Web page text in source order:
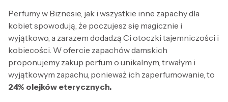
Perfumy w Biznesie, jak i wszystkie inne zapachy dla
kobiet spowodują, że poczujesz się magicznie i
wyjątkowo, a zarazem dodadzą Ci otoczki tajemniczości i
kobiecości. W ofercie zapachów damskich
proponujemy zakup perfum o unikalnym, trwałym i
wyjątkowym zapachu, ponieważ ich zaperfumowanie, to
24% olejków eterycznych.